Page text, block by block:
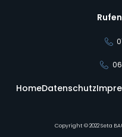
HomeDatenschutz
Copyright © 2022 Seta